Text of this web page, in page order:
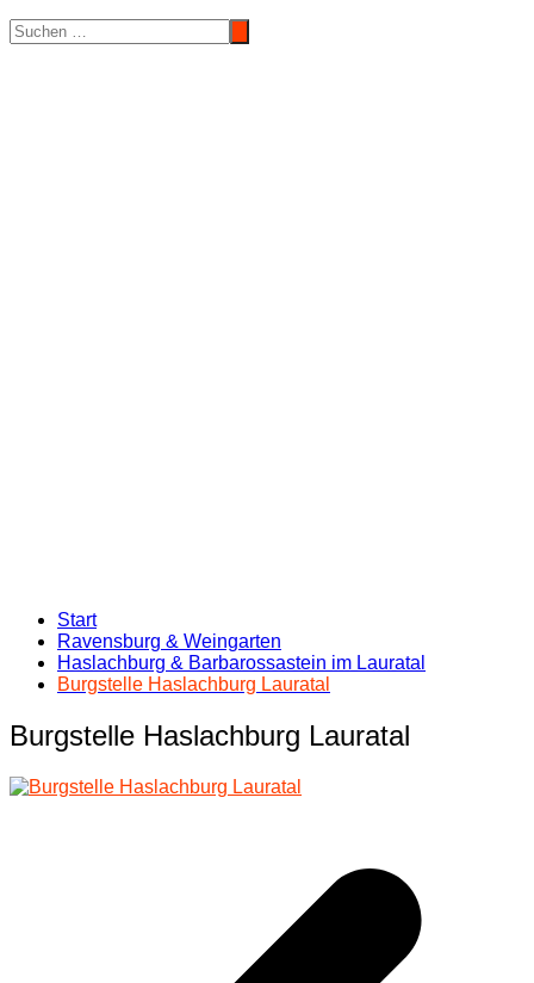
Start
Ravensburg & Weingarten
Haslachburg & Barbarossastein im Lauratal
Burgstelle Haslachburg Lauratal
Burgstelle Haslachburg Lauratal